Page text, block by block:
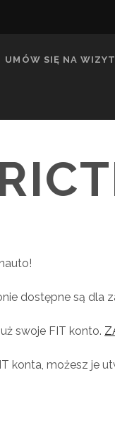
UMÓW SIĘ NA
dostępne są dla
swoje FIT konto.
konta, możesz je